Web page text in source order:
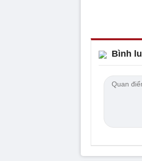
Bình